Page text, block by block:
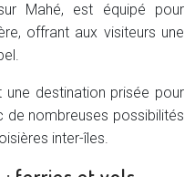
Mahé, est équipé pour
offrant aux visiteurs une
destination prisée pour
de nombreuses possibilités
inter-îles.